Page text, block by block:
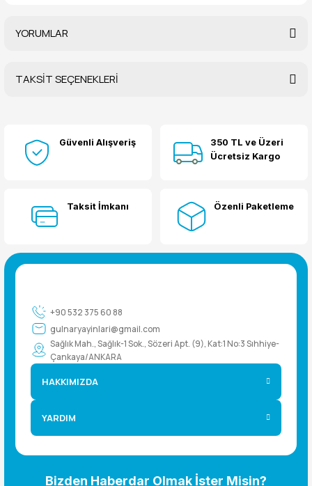
YORUMLAR
Yorum Yaz
TAKSİT SEÇENEKLERİ
Güvenli Alışveriş
350 TL ve Üzeri
Ücretsiz Kargo
Taksit İmkanı Özenli Paketleme
+90 532 375 60 88
gulnaryayinlari@gmail.com
Sağlık Mah., Sağlık-1 Sok., Sözeri Apt. (9), Kat:1 No:3 Sıhhiye-
Çankaya/ANKARA
HAKKIMIZDA
YARDIM
Bizden Haberdar Olmak İster Misin?